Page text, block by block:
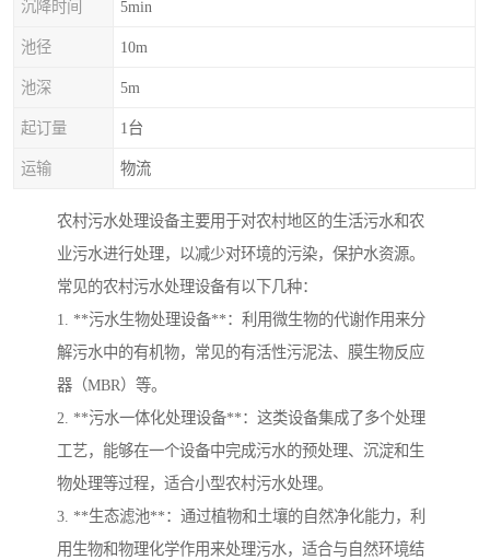
沉降时间 5min
池径 10m
池深 5m
起订量 1台
运输 物流
农村污水处理设备主要用于对农村地区的生活污水和农
业污水进行处理，以减少对环境的污染，保护水资源。
常见的农村污水处理设备有以下几种：
1. **污水生物处理设备**：利用微生物的代谢作用来分
解污水中的有机物，常见的有活性污泥法、膜生物反应
器（MBR）等。
2. **污水一体化处理设备**：这类设备集成了多个处理
工艺，能够在一个设备中完成污水的预处理、沉淀和生
物处理等过程，适合小型农村污水处理。
3. **生态滤池**：通过植物和土壤的自然净化能力，利
用生物和物理化学作用来处理污水，适合与自然环境结